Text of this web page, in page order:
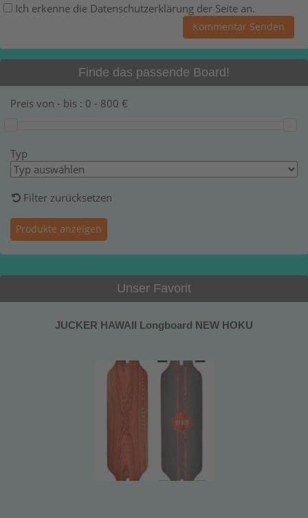
Ich erkenne die Datenschutzerklärung der Seite an.
Finde das passende Board!
Preis von - bis : 0 - 800 €
Typ
Filter zurücksetzen
Unser Favorit
JUCKER HAWAII Longboard NEW HOKU